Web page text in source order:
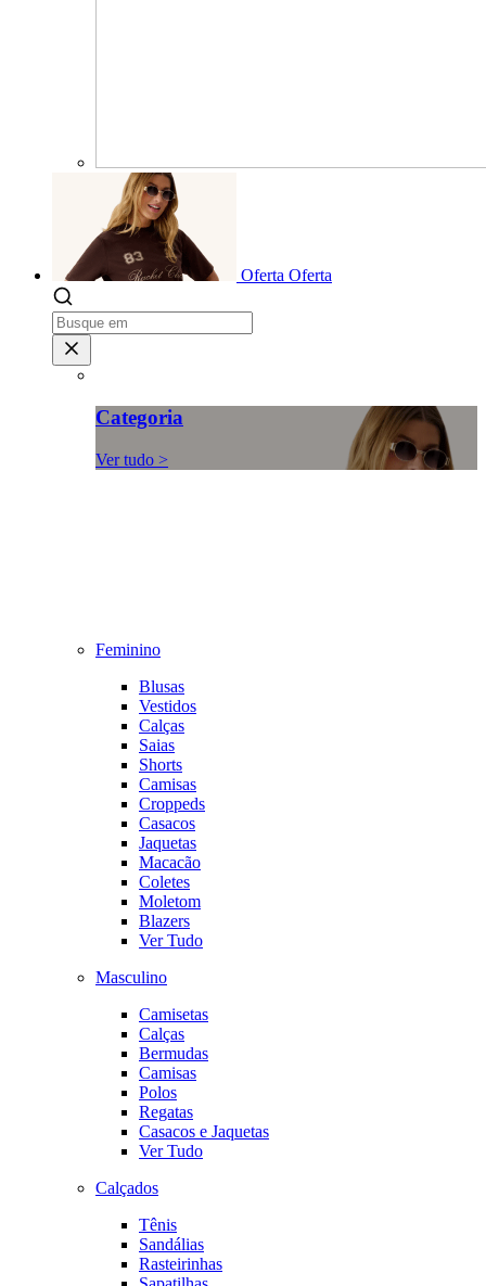
Oferta Oferta
Categoria
Ver tudo >
Feminino
Blusas
Vestidos
Calças
Saias
Shorts
Camisas
Croppeds
Casacos
Jaquetas
Macacão
Coletes
Moletom
Blazers
Ver Tudo
Masculino
Camisetas
Calças
Bermudas
Camisas
Polos
Regatas
Casacos e Jaquetas
Ver Tudo
Calçados
Tênis
Sandálias
Rasteirinhas